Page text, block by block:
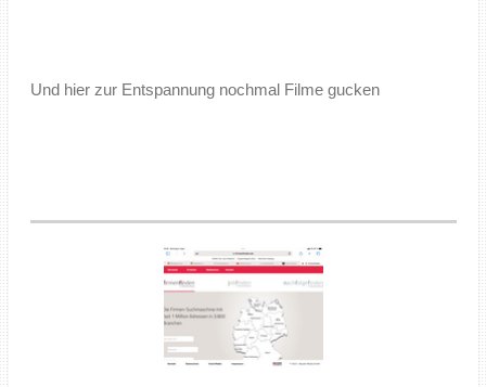
Und hier zur Entspannung nochmal Filme gucken